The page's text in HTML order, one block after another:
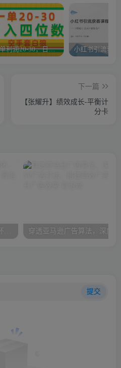
一单利润20-30，日入四位数，空手套白狼，只要做就能赚，简单无套路
下一篇
【张耀升】绩效成长-平衡计
分卡
提交